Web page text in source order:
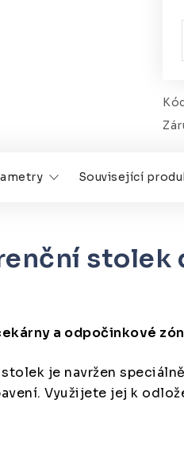
Související
stolek
a odpočinkové
je navržen
Využijete jej k